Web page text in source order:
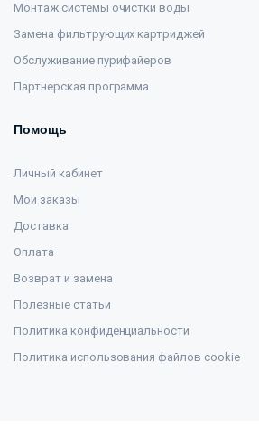
Монтаж системы очистки воды
Замена фильтрующих картриджей
Обслуживание пурифайеров
Партнерская программа
Помощь
Личный кабинет
Мои заказы
Доставка
Оплата
Возврат и замена
Полезные статьи
Политика конфиденциальности
Политика использования файлов cookie